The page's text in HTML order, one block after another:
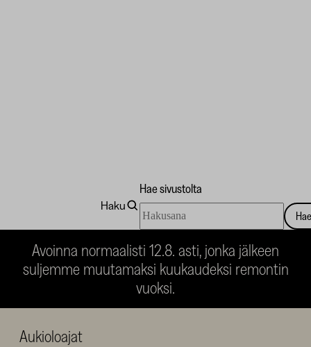
Haku
Hae sivustolta
sivustolta
Taidekoti
Kirpilä
Siirry
1
Siirry
2
Siirry
3
Siirry
4
Avoinna normaalisti 12.8. asti, jonka jälkeen
suljemme muutamaksi kuukaudeksi remontin
vuoksi.
Aukioloajat